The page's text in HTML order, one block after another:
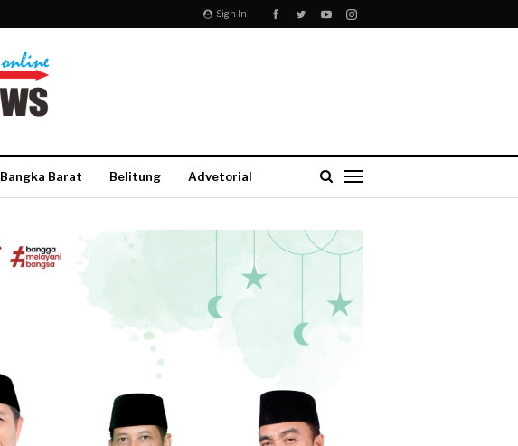
Sign In
Bangka Barat Belitung Advetorial